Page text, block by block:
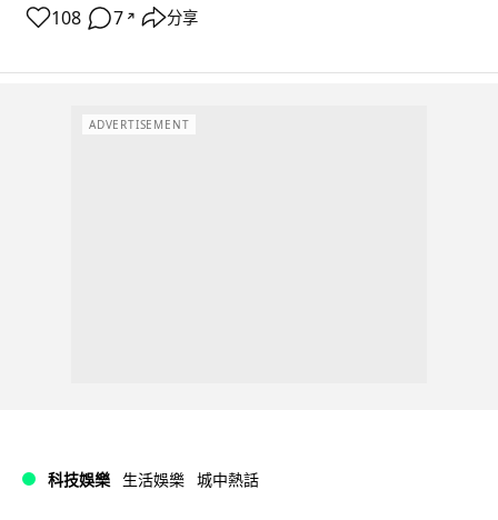
108 7 ↗ 分享
ADVERTISEMENT
科技娛樂 生活娛樂 城中熱話